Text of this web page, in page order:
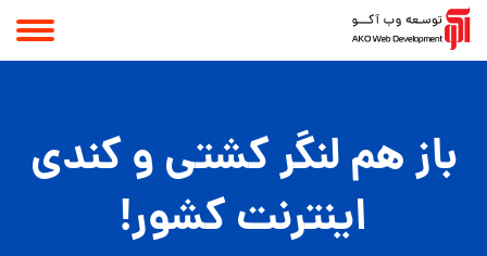
باز هم لنگر کشتی و کندی
اینترنت کشور!